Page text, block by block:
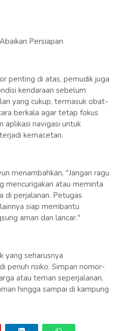
Persiapan
penting di atas, pemudik juga
kendaraan sebelum
yang cukup, termasuk obat-
berkala agar tetap fokus
aplikasi navigasi untuk
kemacetan.
menambahkan, "Jangan ragu
mencurigakan atau meminta
di perjalanan. Petugas
siap membantu
aman dan lancar."
yang seharusnya
penuh risiko. Simpan nomor-
atau teman seperjalanan,
hingga sampai di kampung